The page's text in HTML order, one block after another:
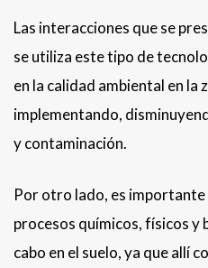
Las interacciones que se
se utiliza este tipo de
en la calidad ambiental en la
implementando,
y contaminación.
Por otro lado, es
procesos químicos, físicos y
cabo en el suelo, ya que allí